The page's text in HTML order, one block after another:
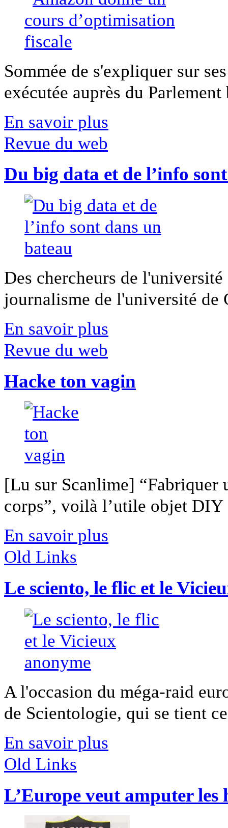
Sommée de s'expliquer sur
exécutée auprès du
En savoir plus
Revue du web
Du big data et de l’info
Des chercheurs de
journalisme de l'université
En savoir plus
Revue du web
Hacke ton vagin
[Lu sur Scanlime] “Fabriquer
corps”, voilà l’utile objet
En savoir plus
Old Links
Le sciento, le flic et le
A l'occasion du méga-raid
de Scientologie, qui se tient
En savoir plus
Old Links
L’Europe veut amputer les